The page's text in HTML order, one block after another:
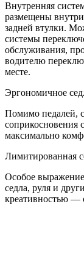
Внутренняя
размещены
задней втулки.
системы
обслуживания,
водителю
месте.
Эргономичное
Помимо педалей,
соприкосновения
максимально
Лимитированная
Особое
седла, руля и
креативностью —